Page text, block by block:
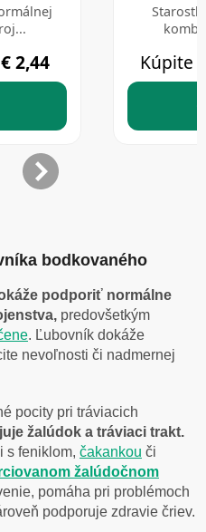
bodkovaného
podporiť normálne
predovšetkým
. Ľubovník dokáže
nevoľnosti či nadmernej
pocity pri tráviacich
žalúdok a tráviaci trakt.
s feniklom, čakankou či
žalúdočnom
pomáha pri problémoch
podporuje zdravie čriev.